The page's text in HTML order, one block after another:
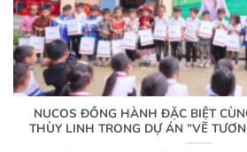
NUCOS ĐỒNG HÀNH ĐẶC BIỆT
THÙY LINH TRONG DỰ ÁN ”VẼ
EM